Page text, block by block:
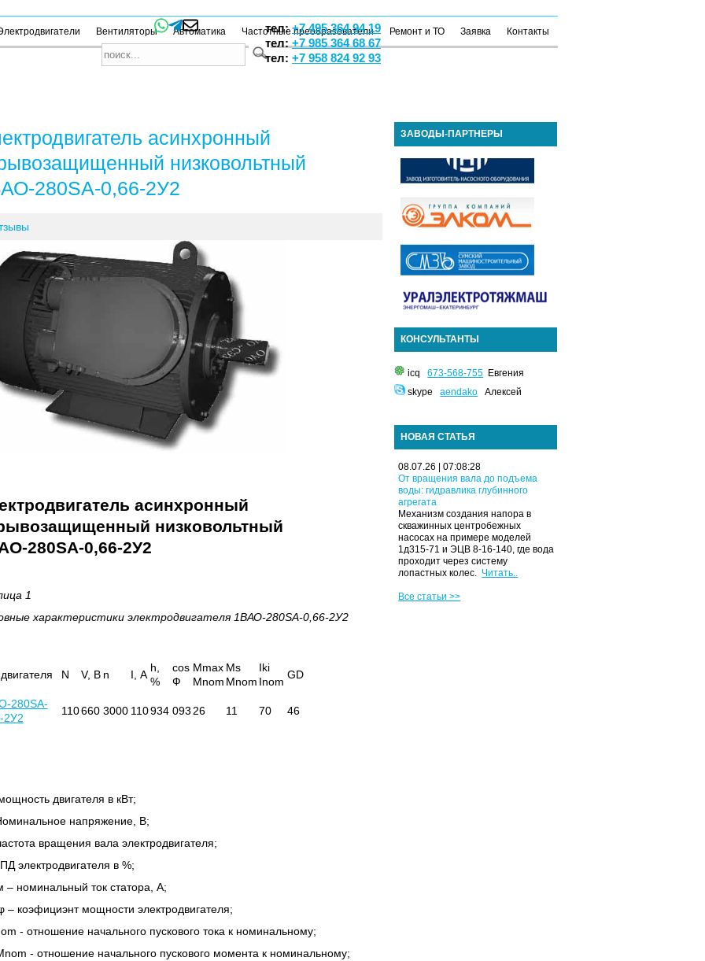
тел:+7 495 364 94 19
тел:+7 985 364 68 67
тел: +7 958 824 92 93
Вентиляторы Автоматика Частотные преобразователи Ремонт и ТО Заявка Контакты
асинхронный
низковольтный
280SA-0,66-2У2
асинхронный
низковольтный
280SA-0,66-2У2
1
характеристики электродвигателя 1ВАО-280SA-0,66-2У2
N V, В n I, А
h
%
cos
Ф
Mmax
Mnom
Ms
Mnom
Iki
Inom
GD
280SA-
2У2
110660 3000 110934 093 26 11 70 46
двигателя в кВт;
напряжение, В;
вращения вала электродвигателя;
электродвигателя в %;
– номинальный ток статора, А;
– коэфициэнт мощности электродвигателя;
- отношение начального пускового тока к номинальному;
- отношение начального пускового момента к номинальному;
ЗАВОДЫ-ПАРТНЕРЫ
КОНСУЛЬТАНТЫ
icq673-568-755 Евгения
skypeaendako Алексей
НОВАЯ СТАТЬЯ
08.07.26 | 07:08:28
От вращения вала до подъема
воды: гидравлика глубинного
агрегата
Механизм создания напора в
скважинных центробежных
насосах на примере моделей
1д315-71 и ЭЦВ 8-16-140, где вода
проходит через систему
лопастных колес. Читать..
Все статьи >>